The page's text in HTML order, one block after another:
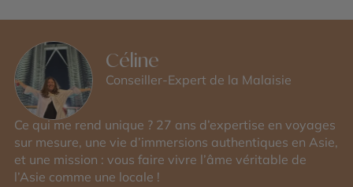
Céline
Conseiller-Expert de la Malaisie
Ce qui me rend unique ? 27 ans d’expertise en voyages
sur mesure, une vie d’immersions authentiques en Asie,
et une mission : vous faire vivre l’âme véritable de
l’Asie comme une locale !